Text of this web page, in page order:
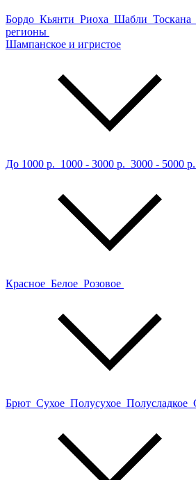
Бордо Кьянти Риоха Шабли Тоскана
регионы
Шампанское и игристое
До 1000 р. 1000 - 3000 р. 3000 - 5000 р.
Красное Белое Розовое
Брют Сухое Полусухое Полусладкое